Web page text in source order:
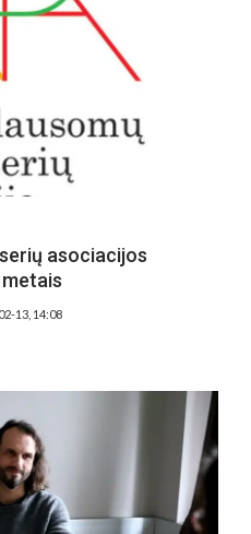
asociacijos
13, 14:08